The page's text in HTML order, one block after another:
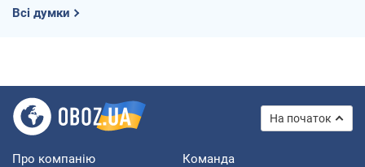
Всі думки
На початок
Про компанію Команда